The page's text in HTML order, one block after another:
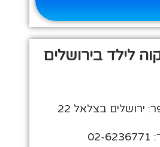
לילד בירושלים
בצלאל 22